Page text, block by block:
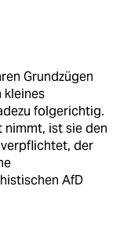
Grundzügen
kleines
folgerichtig.
nimmt, ist sie den
der
AfD